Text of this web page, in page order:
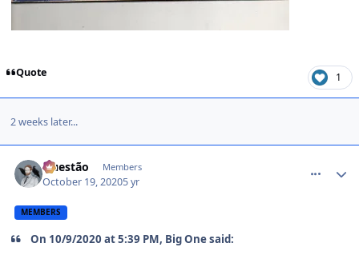
Quote 1
2 weeks later...
Questão Members
October 19, 20205 yr
MEMBERS
On 10/9/2020 at 5:39 PM, Big One said: